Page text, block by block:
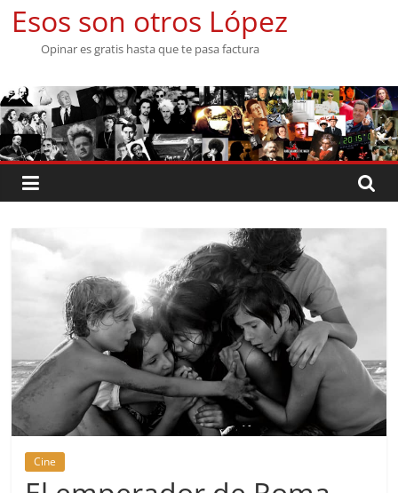
Saltar
contenido
Esos son otros López
Opinar es gratis hasta que te pasa factura
Cine